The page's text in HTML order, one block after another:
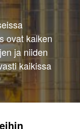
ovat kaiken
ja niiden
kaikissa